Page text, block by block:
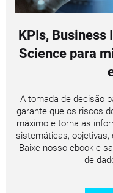
KPIs, Business
Science para
A tomada de decisão
garante que os riscos
máximo e torna as
sistemáticas,
Baixe nosso ebook e
de